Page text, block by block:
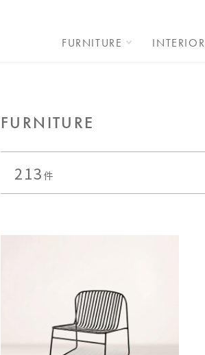
FURNITURE INTERIOR
FURNITURE
213 件